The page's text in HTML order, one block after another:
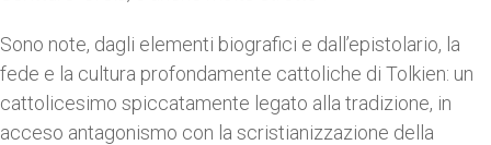
Sono note, dagli elementi biografici e dall’epistolario, la
fede e la cultura profondamente cattoliche di Tolkien: un
cattolicesimo spiccatamente legato alla tradizione, in
acceso antagonismo con la scristianizzazione della